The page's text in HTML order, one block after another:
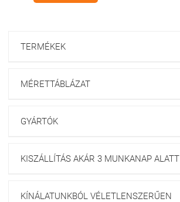
TERMÉKEK
MÉRETTÁBLÁZAT
GYÁRTÓK
KISZÁLLÍTÁS AKÁR 3 MUNKANAP ALATT
KÍNÁLATUNKBÓL VÉLETLENSZERŰEN